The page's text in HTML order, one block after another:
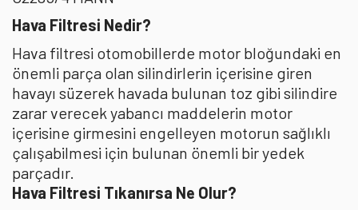
Hava Filtresi Nedir?
Hava filtresi otomobillerde motor bloğundaki en
önemli parça olan silindirlerin içerisine giren
havayı süzerek havada bulunan toz gibi silindire
zarar verecek yabancı maddelerin motor
içerisine girmesini engelleyen motorun sağlıklı
çalışabilmesi için bulunan önemli bir yedek
parçadır.
Hava Filtresi Tıkanırsa Ne Olur?